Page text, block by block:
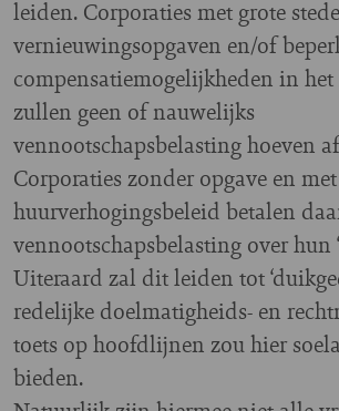
leiden. Corporaties met grote
vernieuwingsopgaven en/of
compensatiemogelijkheden in
zullen geen of nauwelijks
vennootschapsbelasting hoeven
Corporaties zonder opgave en
huurverhogingsbeleid betalen
vennootschapsbelasting over hun
Uiteraard zal dit leiden tot
redelijke doelmatigheids- en
toets op hoofdlijnen zou hier
bieden.